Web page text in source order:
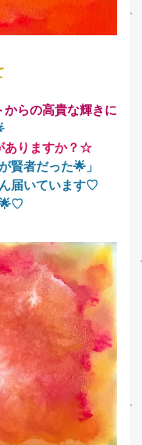
らの高貴な輝きに
ありますか？☆
賢者だった🌟」
届いています♡